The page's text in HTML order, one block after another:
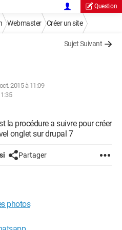
Question
Webmaster Créer un site
Sujet Suivant
2015 à 11:09
la procédure a suivre pour créer
onglet sur drupal 7
Partager
photos